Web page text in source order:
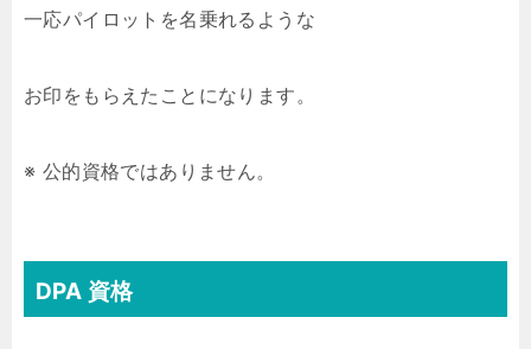
一応パイロットを名乗れるような
お印をもらえたことになります。
※ 公的資格ではありません。
DPA 資格